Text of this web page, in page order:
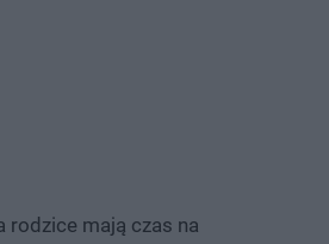
rodzice mają czas na